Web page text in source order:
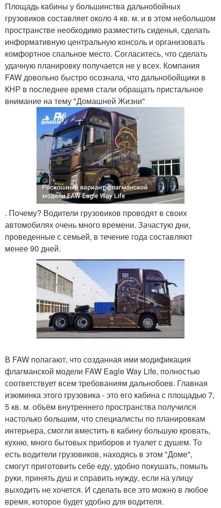
Площадь кабины у большинства дальнобойных
грузовиков составляет около 4 кв. м. и в этом небольшом
пространстве необходимо разместить сиденья, сделать
информативную центральную консоль и организовать
комфортное спальное место. Согласитесь, что сделать
удачную планировку получается не у всех. Компания
FAW довольно быстро осознала, что дальнобойщики в
КНР в последнее время стали обращать пристальное
внимание на тему "Домашней Жизни"
. Почему? Водители грузовиков проводят в своих
автомобилях очень много времени. Зачастую дни,
проведенные с семьей, в течение года составляют
менее 90 дней.
В FAW полагают, что созданная ими модификация
флагманской модели FAW Eagle Way Life, полностью
соответствует всем требованиям дальнобоев. Главная
изюминка этого грузовика - это его кабина с площадью 7,
5 кв. м. объём внутреннего пространства получился
настолько большим, что специалисты по планировкам
интерьера, смогли вместить в кабину большую кровать,
кухню, много бытовых приборов и туалет с душем. То
есть водители грузовиков, находясь в этом "Доме",
смогут приготовить себе еду, удобно покушать, помыть
руки, принять душ и справить нужду, если на улицу
выходить не хочется. И сделать все это можно в любое
время, которое будет удобно для водителя.